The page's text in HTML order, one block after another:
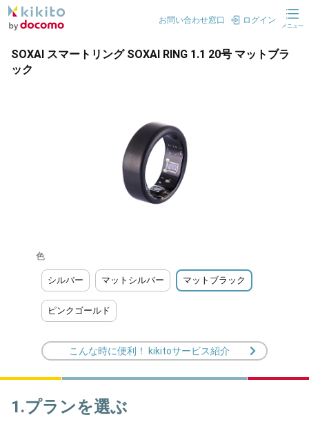
お問い合わせ窓口 ログイン
メニュー
SOXAI スマートリング SOXAI RING 1.1 20号 マットブラ
ック
色
シルバー マットシルバー マットブラック
ピンクゴールド
こんな時に便利！ kikitoサービス紹介
1.プランを選ぶ